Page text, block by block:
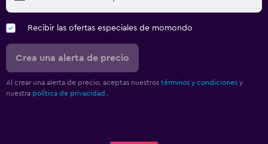
Recibir las ofertas especiales de momondo
Crea una alerta de precio
Al crear una alerta de precio, aceptas nuestros términos y condiciones y
nuestra política de privacidad.